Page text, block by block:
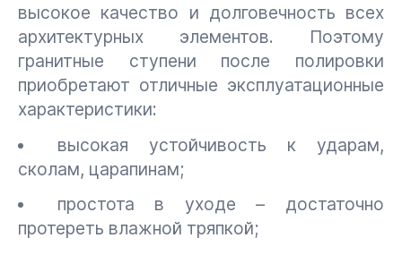
высокое качество и долговечность всех
архитектурных элементов. Поэтому
гранитные ступени после полировки
приобретают отличные эксплуатационные
характеристики:
высокая устойчивость к ударам,
сколам, царапинам;
простота в уходе – достаточно
протереть влажной тряпкой;